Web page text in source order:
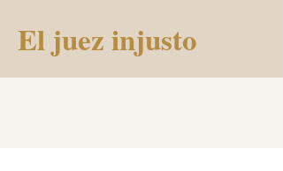
El juez injusto